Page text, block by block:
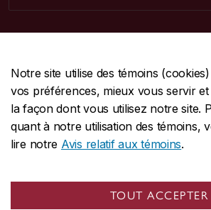
Notre site utilise des témoins
vos préférences, mieux vous servir
la façon dont vous utilisez notre site.
quant à notre utilisation des témoins,
lire notre Avis relatif aux témoins.
TOUT ACCEPTER
CENTRALE514-848-2424
URGENCE514-848-3717
Protection et prévention | Accessibilité |
Conditions d'utilisation | Gérer les témoins
© Université Concordia. Montréal, QC,